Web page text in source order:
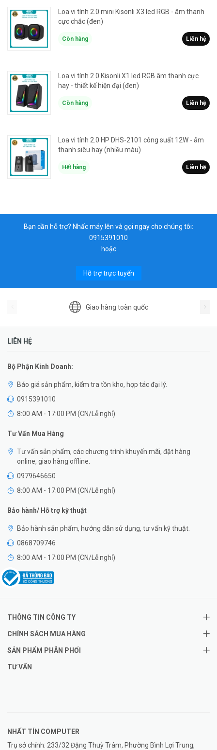
Loa vi tính 2.0 mini Kisonli X3 led RGB - âm thanh
cực chắc (đen)
Còn hàng Liên hệ
Loa vi tính 2.0 Kisonli X1 led RGB âm thanh cực
hay - thiết kế hiện đại (đen)
Còn hàng Liên hệ
Loa vi tính 2.0 HP DHS-2101 công suất 12W - âm
thanh siêu hay (nhiều màu)
Hết hàng Liên hệ
Bạn cần hỗ trợ? Nhấc máy lên và gọi ngay cho chúng tôi:
0915391010
hoặc
Hỗ trợ trực tuyến
Giao hàng toàn quốc
LIÊN HỆ
Bộ Phận Kinh Doanh:
Báo giá sản phẩm, kiểm tra tồn kho, hợp tác đại lý.
0915391010
8:00 AM - 17:00 PM (CN/Lễ nghỉ)
Tư Vấn Mua Hàng
Tư vấn sản phẩm, các chương trình khuyến mãi, đặt hàng
online, giao hàng offline.
0979646650
8:00 AM - 17:00 PM (CN/Lễ nghỉ)
Bảo hành/ Hỗ trợ kỹ thuật
Bảo hành sản phẩm, hướng dẫn sử dụng, tư vấn kỹ thuật.
0868709746
8:00 AM - 17:00 PM (CN/Lễ nghỉ)
THÔNG TIN CÔNG TY
CHÍNH SÁCH MUA HÀNG
SẢN PHẨM PHÂN PHỐI
TƯ VẤN
NHẤT TÍN COMPUTER
Trụ sở chính: 233/32 Đặng Thuỳ Trâm, Phường Bình Lợi Trung,